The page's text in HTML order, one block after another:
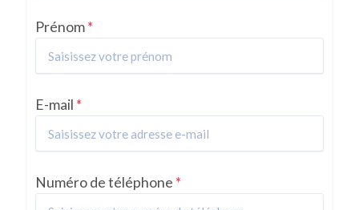
Prénom*
E-mail *
Numéro de téléphone *